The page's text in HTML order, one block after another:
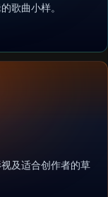
歌曲小样。
及适合创作者的草